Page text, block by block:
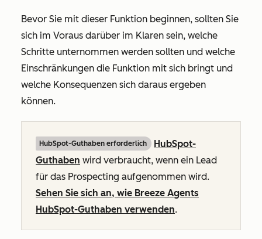
Bevor Sie mit dieser Funktion beginnen, sollten Sie
sich im Voraus darüber im Klaren sein, welche
Schritte unternommen werden sollten und welche
Einschränkungen die Funktion mit sich bringt und
welche Konsequenzen sich daraus ergeben
können.
HubSpot-Guthaben erforderlich
HubSpot-
Guthaben wird verbraucht, wenn ein Lead
für das Prospecting aufgenommen wird.
Sehen Sie sich an, wie Breeze Agents
HubSpot-Guthaben verwenden.